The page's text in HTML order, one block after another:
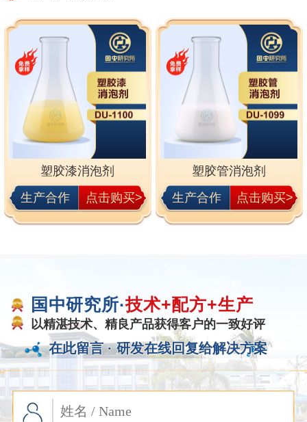
塑胶漆消泡剂
生产合作
点击购买>
塑胶管消泡剂
生产合作
点击购买>
国中研究所·技术+配方+生产
以精湛技术、精良产品获得客户的一致好评
在此留言 · 研发在线回复给解决方案